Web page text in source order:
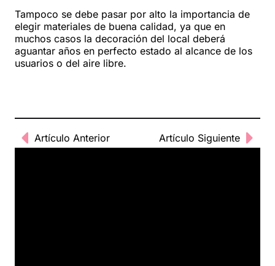
Tampoco se debe pasar por alto la importancia de
elegir materiales de buena calidad, ya que en
muchos casos la decoración del local deberá
aguantar años en perfecto estado al alcance de los
usuarios o del aire libre.
Artículo Anterior Artículo Siguiente